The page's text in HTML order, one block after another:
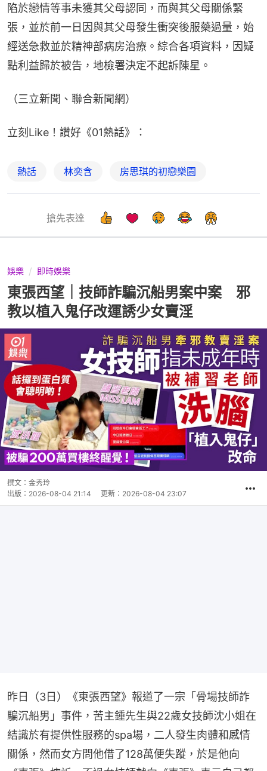
陷於戀情等事未獲其父母認同，而與其父母關係緊
張，並於前一日因與其父母發生衝突後服藥過量，始
經送急救並於精神部病房治療。綜合各項資料，因疑
點利益歸於被告，地檢署決定不起訴陳星。
（三立新聞、聯合新聞網）
立刻Like！讚好《01熱話》：
熱話 林奕含 房思琪的初戀樂園
搶先表達
娛樂 即時娛樂
東張西望｜技師詐騙沉船男案中案 邪
教以植入鬼仔改運誘少女賣淫
撰文： 金秀玲
出版： 2026-08-04 21:14 更新： 2026-08-04 23:07
昨日（3日）《東張西望》報道了一宗「骨場技師詐
騙沉船男」事件，苦主鍾先生與22歲女技師沈小姐在
結識於有提供性服務的spa場，二人發生肉體和感情
關係，然而女方問他借了128萬便失蹤，於是他向